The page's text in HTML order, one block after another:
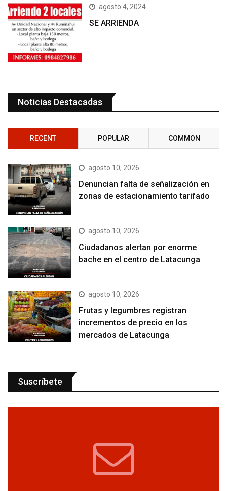
agosto 4, 2024
SE ARRIENDA
Noticias Destacadas
RECENT POPULAR COMMON
agosto 10, 2026
Denuncian falta de señalización en
zonas de estacionamiento tarifado
agosto 10, 2026
Ciudadanos alertan por enorme
bache en el centro de Latacunga
agosto 10, 2026
Frutas y legumbres registran
incrementos de precio en los
mercados de Latacunga
Suscríbete